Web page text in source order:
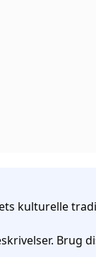
kulturelle
Brug